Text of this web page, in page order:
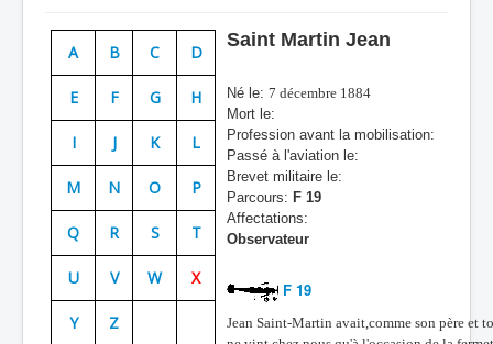
Escadrilles
Organisation
Avions
Personnels
Doctrines
Batailles
Les As
Cahiers des As
A B C D
E F G H
I J K L
M N O P
Q R S T
U V W X
Y Z
Saint Martin Jean
Né le: 7 décembre 1884
Mort le:
Profession avant la mobilisation:
Passé à l'aviation le:
Brevet militaire le:
Parcours: F 19
Affectations:
Observateur
F 19
Jean Saint-Martin avait,comme son père et